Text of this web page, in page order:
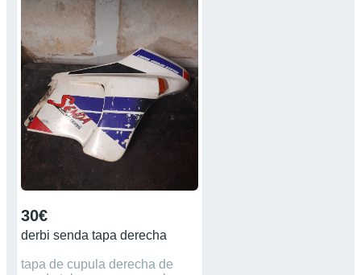
30€
derbi senda tapa derecha
tapa de cupula derecha de